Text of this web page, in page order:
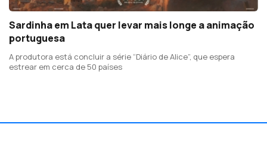
Sardinha em Lata quer levar mais longe a animação
portuguesa
A produtora está concluir a série “Diário de Alice”, que espera
estrear em cerca de 50 países